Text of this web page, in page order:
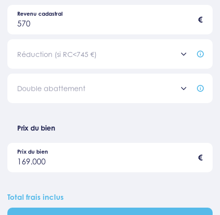
570
Revenu cadastral
€
Réduction (si RC<745 €)
Double abattement
Prix du bien
169.000
Prix du bien
€
Total frais inclus